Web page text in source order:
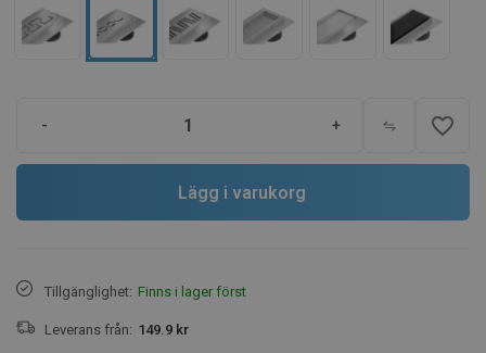
- + favorite_border
Lägg i varukorg
Tillgänglighet: Finns i lager först
Leverans från: 149.9 kr